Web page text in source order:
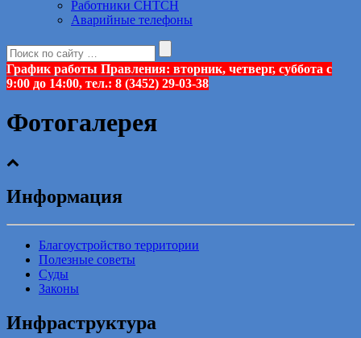
Работники СНТСН
Аварийные телефоны
График работы Правления: вторник, четверг, суббота с
9:00 до 14:00, тел.: 8 (3452) 29-03-38
Фотогалерея
Информация
Благоустройство территории
Полезные советы
Суды
Законы
Инфраструктура